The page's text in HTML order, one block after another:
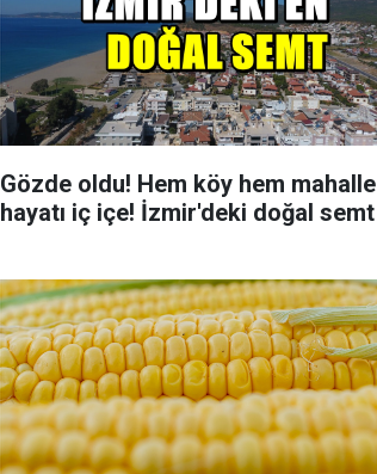
Gözde oldu! Hem köy hem mahalle
hayatı iç içe! İzmir'deki doğal semt